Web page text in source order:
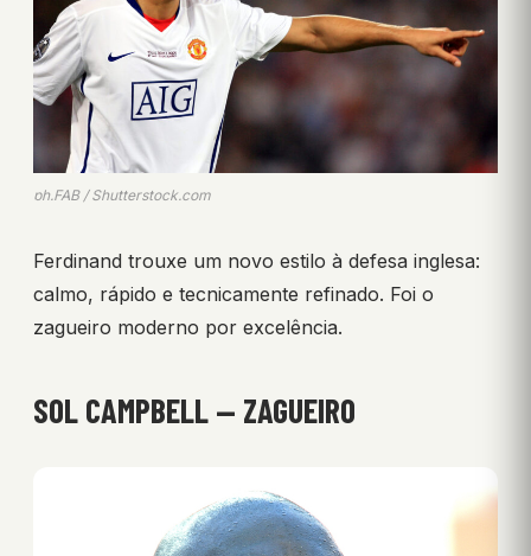
ph.FAB / Shutterstock.com
Ferdinand trouxe um novo estilo à defesa inglesa:
calmo, rápido e tecnicamente refinado. Foi o
zagueiro moderno por excelência.
SOL CAMPBELL — ZAGUEIRO